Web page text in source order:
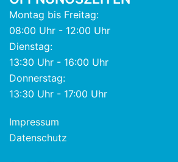
Montag bis Freitag:
08:00 Uhr - 12:00 Uhr
Dienstag:
13:30 Uhr - 16:00 Uhr
Donnerstag:
13:30 Uhr - 17:00 Uhr
Impressum
Datenschutz